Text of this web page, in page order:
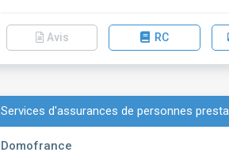
Avis RC
Services d'assurances de personnes
Domofrance